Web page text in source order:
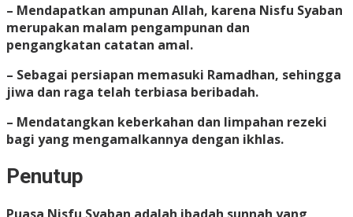
– Mendapatkan ampunan Allah, karena Nisfu Syaban
merupakan malam pengampunan dan
pengangkatan catatan amal.
– Sebagai persiapan memasuki Ramadhan, sehingga
jiwa dan raga telah terbiasa beribadah.
– Mendatangkan keberkahan dan limpahan rezeki
bagi yang mengamalkannya dengan ikhlas.
Penutup